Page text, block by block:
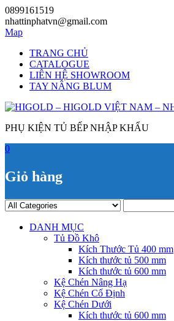
Skip
to
content
0899161519
nhattinphatvn@gmail.com
Map
TRANG CHỦ
CATALOGUE
LIÊN HỆ SHOWROOM
TAY NÂNG BLUM
PHỤ KIỆN TỦ BẾP NHẬP KHẨU
0
Giỏ hàng
DANH MỤC
Tủ Đồ Khô
Kích Thước Tủ 400 mm
Kích thước tủ 500 mm
Kích thước tủ 600 mm
Kệ Chén Nâng Hạ
Kệ Chén Cố Định
Kệ Chén Dưới
Kích thước tủ 600 mm